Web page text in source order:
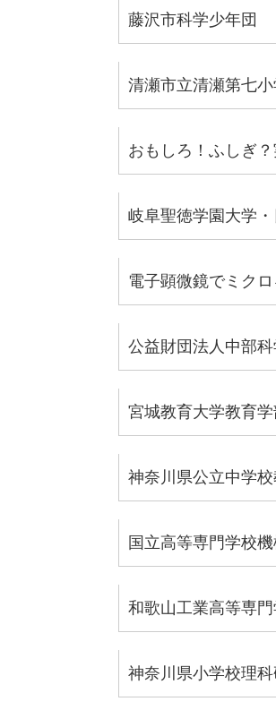
藤沢市科学少年団
清瀬市立清瀬第七
おもしろ！ふしぎ
岐阜聖徳学園大学
電子顕微鏡でミク
公益財団法人中部
宮城教育大学教育学
神奈川県公立中学
国立高等専門学校
和歌山工業高等専
神奈川県小学校理